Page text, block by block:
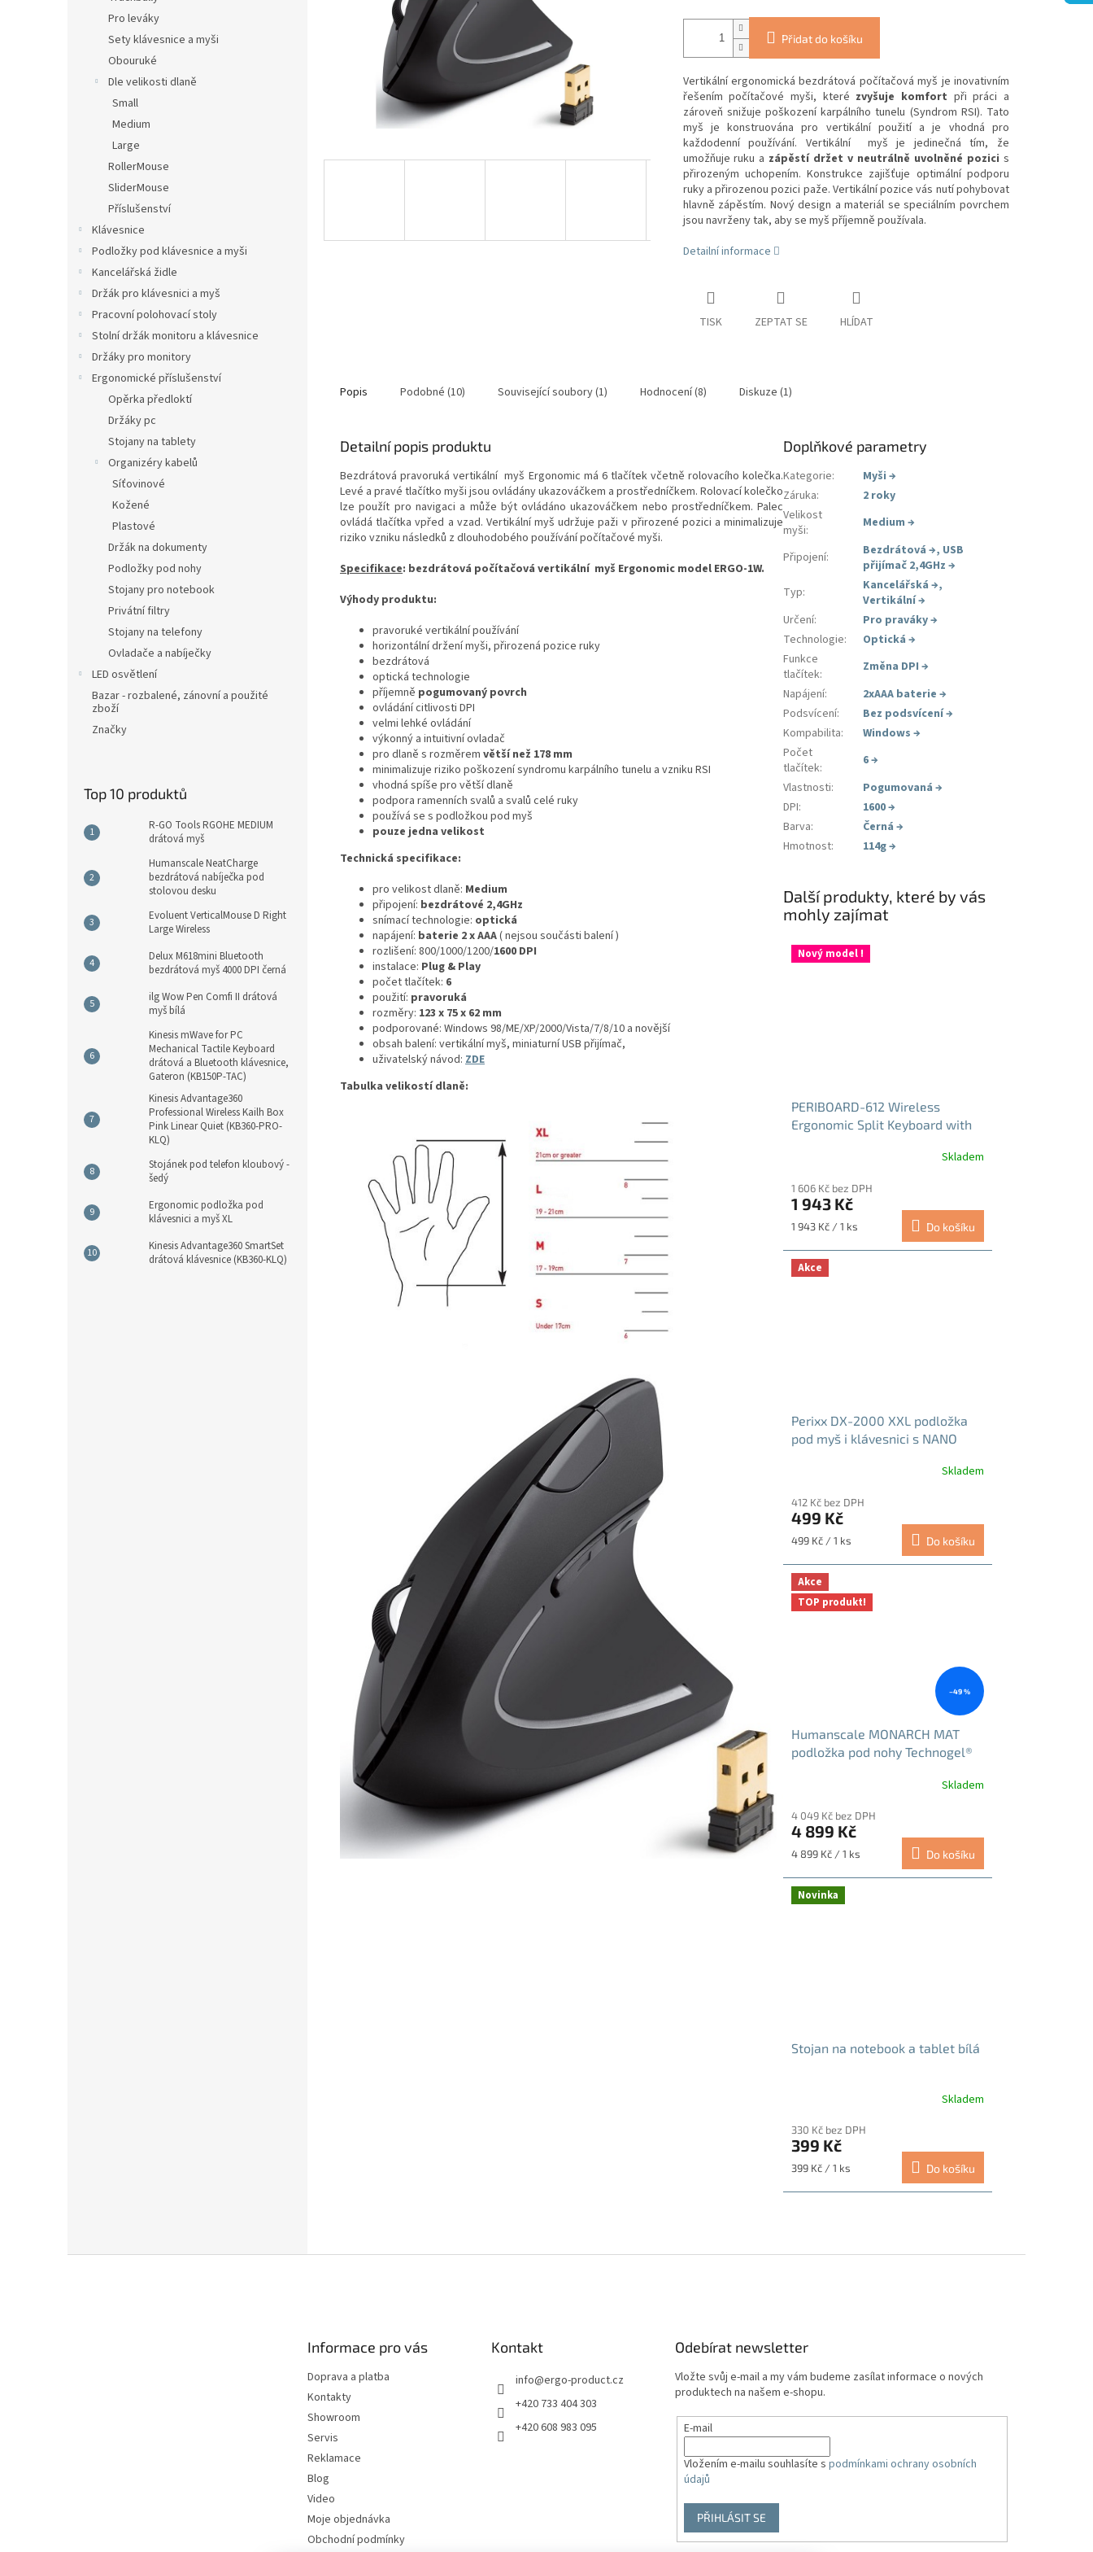
Pro leváky
Sety klávesnice a myši
Obouruké
Dle velikosti dlaně
Small
Medium
Large
RollerMouse
SliderMouse
Příslušenství
Klávesnice
Podložky pod klávesnice a myši
Kancelářská židle
Držák pro klávesnici a myš
Pracovní polohovací stoly
Stolní držák monitoru a klávesnice
Držáky pro monitory
Ergonomické příslušenství
Opěrka předloktí
Držáky pc
Stojany na tablety
Organizéry kabelů
Síťovinové
Kožené
Plastové
Držák na dokumenty
Podložky pod nohy
Stojany pro notebook
Privátní filtry
Stojany na telefony
Ovladače a nabíječky
LED osvětlení
Bazar - rozbalené, zánovní a použité
zboží
Značky
Top 10 produktů
R-GO Tools RGOHE MEDIUM
drátová myš
Humanscale NeatCharge
bezdrátová nabíječka pod
stolovou desku
Evoluent VerticalMouse D Right
Large Wireless
Delux M618mini Bluetooth
bezdrátová myš 4000 DPI černá
ilg Wow Pen Comfi II drátová
myš bílá
Kinesis mWave for PC
Mechanical Tactile Keyboard
drátová a Bluetooth klávesnice,
Gateron (KB150P-TAC)
Kinesis Advantage360
Professional Wireless Kailh Box
Pink Linear Quiet (KB360-PRO-
KLQ)
Stojánek pod telefon kloubový -
šedý
Ergonomic podložka pod
klávesnici a myš XL
Kinesis Advantage360 SmartSet
drátová klávesnice (KB360-KLQ)
Přidat do košíku
Vertikální ergonomická bezdrátová počítačová myš je inovativním
řešením počítačové myši, které zvyšuje komfort při práci a
zároveň snižuje poškození karpálního tunelu (Syndrom RSI). Tato
myš je konstruována pro vertikální použití a je vhodná pro
každodenní používání. Vertikální myš je jedinečná tím, že
umožňuje ruku a zápěstí držet v neutrálně uvolněné pozici s
přirozeným uchopením. Konstrukce zajišťuje optimální podporu
ruky a přirozenou pozici paže. Vertikální pozice vás nutí pohybovat
hlavně zápěstím. Nový design a materiál se speciálním povrchem
jsou navrženy tak, aby se myš příjemně používala.
Detailní informace
TISK ZEPTAT SE HLÍDAT
Popis Podobné (10) Související soubory (1) Hodnocení (8) Diskuze (1)
Detailní popis produktu
Bezdrátová pravoruká vertikální myš Ergonomic má 6 tlačítek včetně rolovacího kolečka.
Levé a pravé tlačítko myši jsou ovládány ukazováčkem a prostředníčkem. Rolovací kolečko
lze použít pro navigaci a může být ovládáno ukazováčkem nebo prostředníčkem. Palec
ovládá tlačítka vpřed a vzad. Vertikální myš udržuje paži v přirozené pozici a minimalizuje
riziko vzniku následků z dlouhodobého používání počítačové myši.
Specifikace: bezdrátová počítačová vertikální myš Ergonomic model ERGO-1W.
Výhody produktu:
pravoruké vertikální používání
horizontální držení myši, přirozená pozice ruky
bezdrátová
optická technologie
příjemně pogumovaný povrch
ovládání citlivosti DPI
velmi lehké ovládání
výkonný a intuitivní ovladač
pro dlaně s rozměrem větší než 178 mm
minimalizuje riziko poškození syndromu karpálního tunelu a vzniku RSI
vhodná spíše pro větší dlaně
podpora ramenních svalů a svalů celé ruky
používá se s podložkou pod myš
pouze jedna velikost
Technická specifikace:
pro velikost dlaně: Medium
připojení: bezdrátové 2,4GHz
snímací technologie: optická
napájení: baterie 2 x AAA( nejsou součásti balení )
rozlišení: 800/1000/1200/1600 DPI
instalace: Plug & Play
počet tlačítek: 6
použití: pravoruká
rozměry: 123 x 75 x 62 mm
podporované: Windows 98/ME/XP/2000/Vista/7/8/10 a novější
obsah balení: vertikální myš, miniaturní USB přijímač,
uživatelský návod: ZDE
Tabulka velikostí dlaně:
Doplňkové parametry
Kategorie: Myši →
Záruka:
2 roky
Velikost
myši: Medium →
Připojení: Bezdrátová →, USB
přijímač 2,4GHz →
Typ: Kancelářská →,
Vertikální→
Určení: Pro praváky→
Technologie: Optická →
Funkce
tlačítek: Změna DPI →
Napájení: 2xAAA baterie →
Podsvícení: Bez podsvícení→
Kompabilita: Windows →
Počet
tlačítek: 6→
Vlastnosti: Pogumovaná →
DPI: 1600→
Barva: Černá →
Hmotnost: 114g→
Další produkty, které by vás
mohly zajímat
Nový model !
PERIBOARD-612 Wireless
Ergonomic Split Keyboard with
produktu
je
4,5
5
hvězdiček.
Skladem
1 606 Kč bez DPH
1 943 Kč
Měrná
1 943 Kč / 1 ks Do košíku
Akce
Perixx DX-2000 XXL podložka
pod myš i klávesnici s NANO
Skladem
412 Kč bez DPH
499 Kč
Měrná
499 Kč / 1 ks Do košíku
Akce
TOP produkt!
–49 %
Humanscale MONARCH MAT
podložka pod nohy Technogel®
Skladem
4 049 Kč bez DPH
4 899 Kč
Měrná
4 899 Kč / 1 ks Do košíku
Novinka
Stojan na notebook a tablet bílá
produktu
je
5,0
5
Skladem
330 Kč bez DPH
399 Kč
Měrná
399 Kč / 1 ks Do košíku
Informace pro vás
Doprava a platba
Kontakty
Showroom
Servis
Reklamace
Blog
Video
Moje objednávka
Obchodní podmínky
Kontakt
info@ergo-product.cz
+420 733 404 303
+420 608 983 095
Odebírat newsletter
Vložte svůj e-mail a my vám budeme zasílat informace o nových
produktech na našem e-shopu.
E-mail
Vložením e-mailu souhlasíte spodmínkami ochrany osobních
údajů
PŘIHLÁSIT SE